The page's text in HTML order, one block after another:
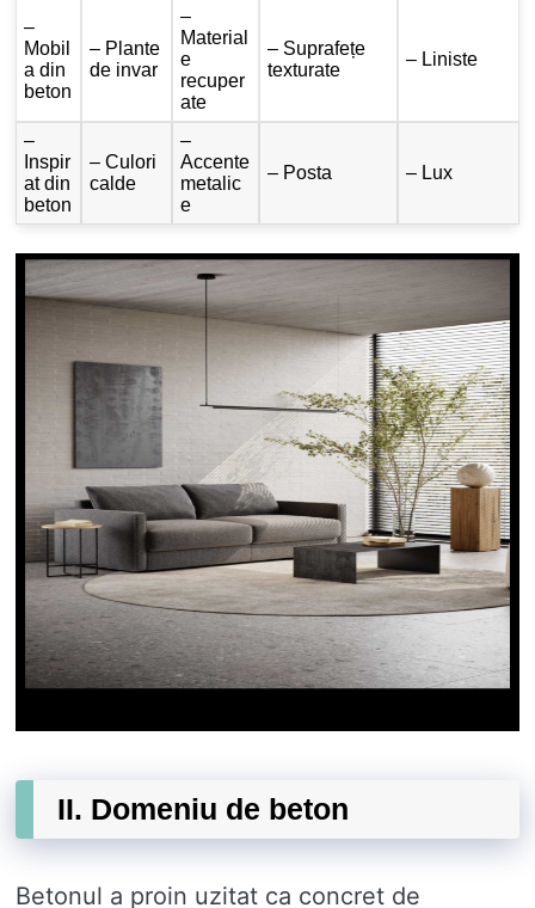
–
Mobil
a din
beton
– Plante
de invar
–
Material
e
recuper
ate
– Suprafețe
texturate
– Liniste
–
Inspir
at din
beton
– Culori
calde
–
Accente
metalic
e
– Posta – Lux
II. Domeniu de beton
Betonul a proin uzitat ca concret de